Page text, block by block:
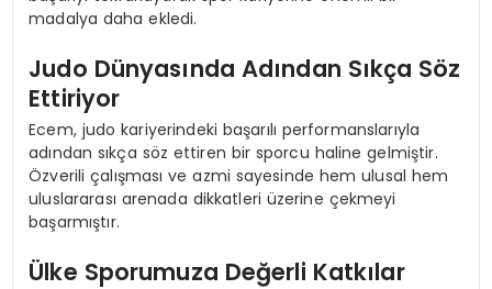
madalya daha ekledi.
Judo Dünyasında Adından Sıkça Söz
Ettiriyor
Ecem, judo kariyerindeki başarılı performanslarıyla
adından sıkça söz ettiren bir sporcu haline gelmiştir.
Özverili çalışması ve azmi sayesinde hem ulusal hem
uluslararası arenada dikkatleri üzerine çekmeyi
başarmıştır.
Ülke Sporumuza Değerli Katkılar